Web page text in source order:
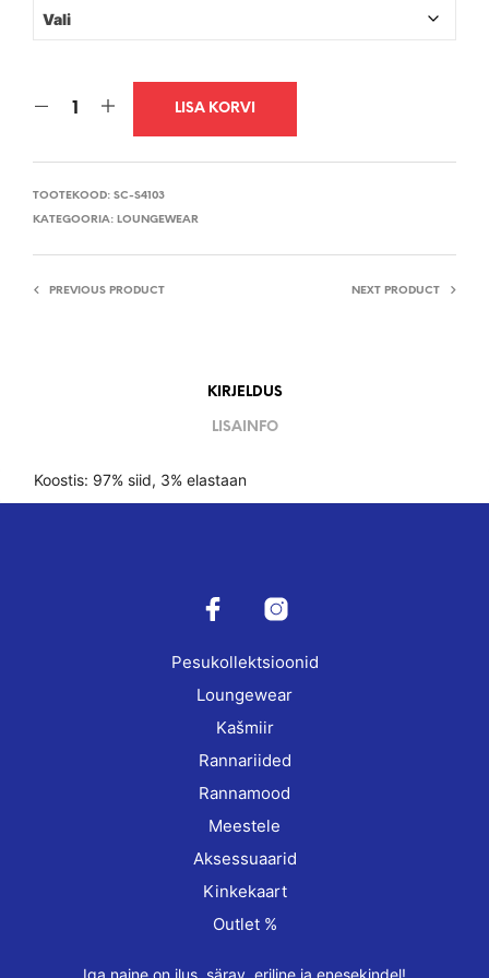
LISA KORVI
TOOTEKOOD: SC-S4103
KATEGOORIA: LOUNGEWEAR
PREVIOUS PRODUCT NEXT PRODUCT
KIRJELDUS
LISAINFO
Koostis: 97% siid, 3% elastaan
Pesukollektsioonid
Loungewear
Kašmiir
Rannariided
Rannamood
Meestele
Aksessuaarid
Kinkekaart
Outlet %
Iga naine on ilus, särav, eriline ja enesekindel!